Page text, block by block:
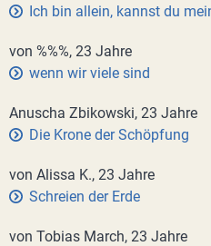
Ich bin allein, kannst du
von %%%, 23 Jahre
wenn wir viele sind
Anuscha Zbikowski, 23 Jahre
Die Krone der Schöpfung
von Alissa K., 23 Jahre
Schreien der Erde
von Tobias March, 23 Jahre